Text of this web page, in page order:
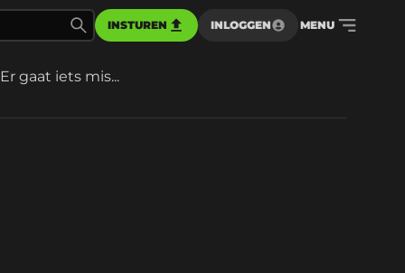
INSTUREN INLOGGEN MENU
Er gaat iets mis...